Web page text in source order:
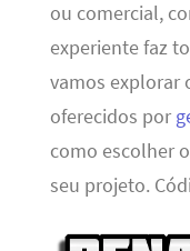
ou comercial,
experiente faz
vamos explorar
oferecidos por
como escolher
seu projeto.